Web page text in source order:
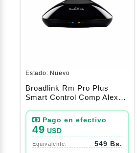
Estado: Nuevo
Broadlink Rm Pro Plus
Smart Control Comp Alexa-
49 USD
549 Bs.